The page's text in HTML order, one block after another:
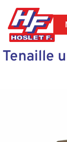
Tenaille